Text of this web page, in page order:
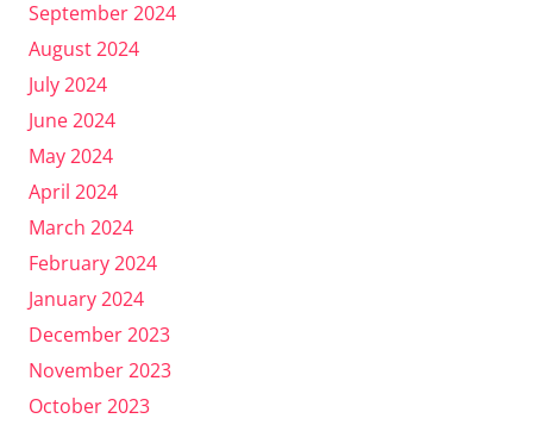
September 2024
August 2024
July 2024
June 2024
May 2024
April 2024
March 2024
February 2024
January 2024
December 2023
November 2023
October 2023